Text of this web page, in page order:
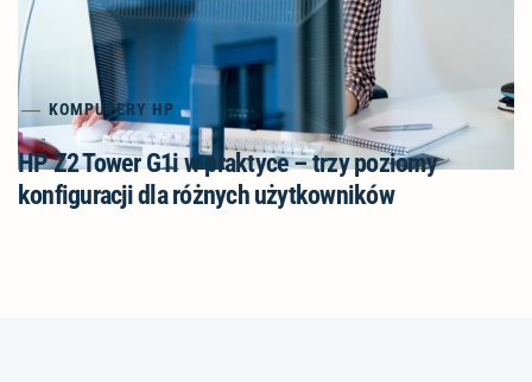
KOMPUTERY HP
HP Z2 Tower G1i w praktyce – trzy poziomy
konfiguracji dla różnych użytkowników